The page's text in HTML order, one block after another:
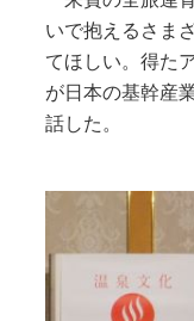
いで抱えるさま
てほしい。得た
が日本の基幹産
話した。